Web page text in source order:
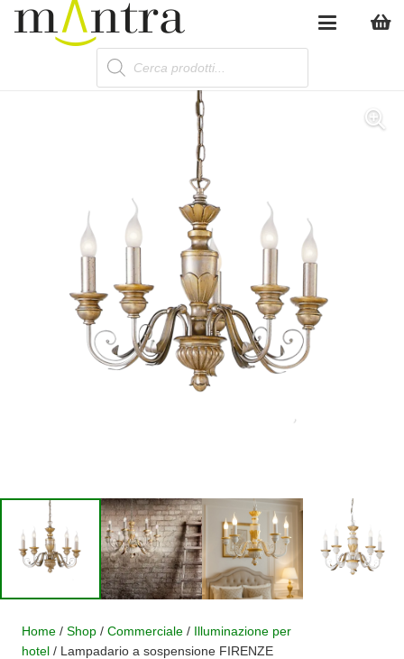
Products
search
Home / Shop / Commerciale / Illuminazione per
hotel / Lampadario a sospensione FIRENZE